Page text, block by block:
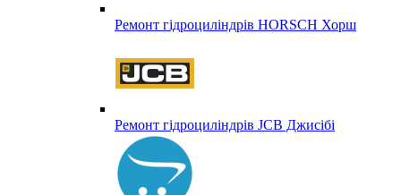
Ремонт гідроциліндрів HORSCH Хорш
Ремонт гідроциліндрів JCB Джисібі